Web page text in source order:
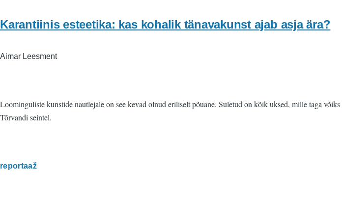
Karantiinis esteetika: kas kohalik tänavakunst ajab asja ära?
Aimar Leesment
Loominguliste kunstide nautlejale on see kevad olnud eriliselt põuane. Suletud on kõik uksed, mille taga
Tõrvandi seintel.
reportaaž